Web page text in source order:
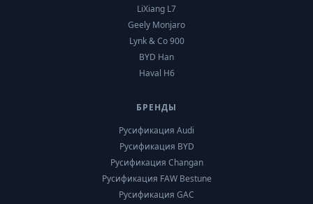
LiXiang L7
Geely Monjaro
Lynk & Co 900
BYD Han
Haval H6
БРЕНДЫ
Русификация Audi
Русификация BYD
Русификация Changan
Русификация FAW Bestune
Русификация GAC